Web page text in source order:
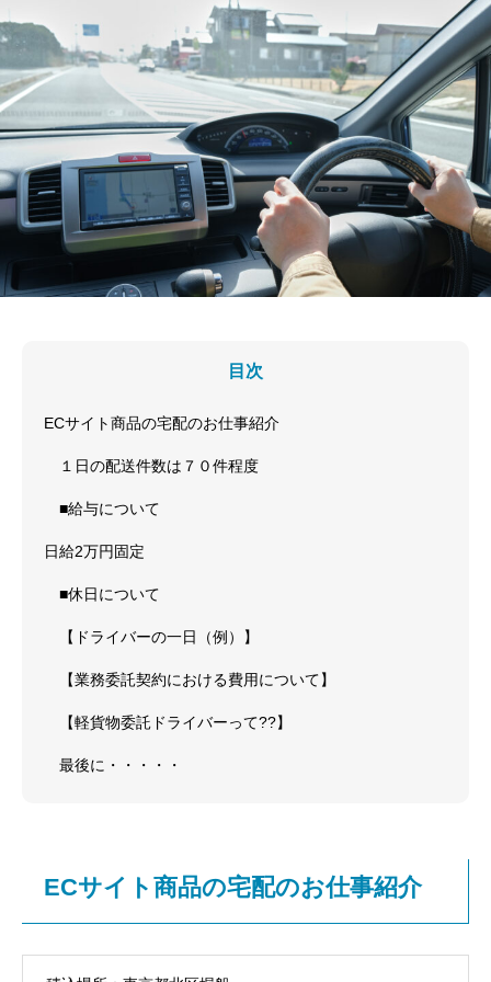
目次
ECサイト商品の宅配のお仕事紹介
１日の配送件数は７０件程度
■給与について
日給2万円固定
■休日について
【ドライバーの一日（例）】
【業務委託契約における費用について】
【軽貨物委託ドライバーって??】
最後に・・・・・
ECサイト商品の宅配のお仕事紹介